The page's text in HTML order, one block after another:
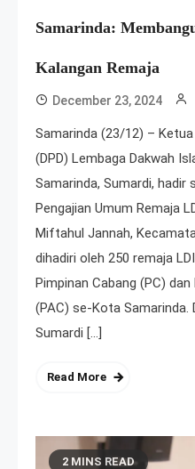
Samarinda:
Kalangan Remaja
December 23, 2024
Samarinda (23/12) –
(DPD) Lembaga Dakwah
Samarinda, Sumardi, hadir
Pengajian Umum Remaja
Miftahul Jannah,
dihadiri oleh 250 remaja
Pimpinan Cabang (PC)
(PAC) se-Kota Samarinda.
Sumardi […]
Read More
2 MINS READ